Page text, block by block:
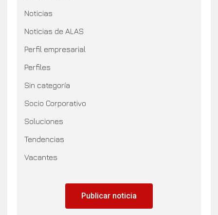
Noticias
Noticias de ALAS
Perfil empresarial
Perfiles
Sin categoría
Socio Corporativo
Soluciones
Tendencias
Vacantes
Publicar noticia